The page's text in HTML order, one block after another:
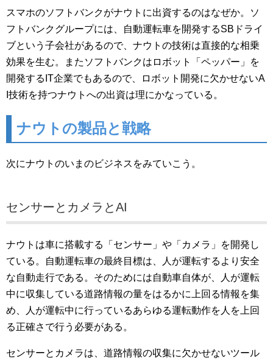
スマホのソフトバンクがナウトに出資するのはなぜか。ソ
フトバンクグループには、自動運転車を開発するSBドライ
ブという子会社があるので、ナウトの技術は直接的な相乗
効果を生む。またソフトバンクはロボット「ペッパー」を
開発するIT企業でもあるので、ロボット開発に欠かせないA
I技術を持つナウトへの出資は理にかなっている。
ナウトの製品と戦略
次にナウトのいまのビジネスをみていこう。
センサーとカメラとAI
ナウトは車に搭載する「センサー」や「カメラ」を開発し
ている。自動運転車の最終目標は、人が運転するより安全
な自動走行である。そのためには自動車自体が、人が運転
中に収集している道路情報の量をはるかに上回る情報を集
め、人が運転中に行っているあらゆる運転動作を人を上回
る正確さで行う必要がある。
センサーとカメラは、道路情報の収集に欠かせないツール